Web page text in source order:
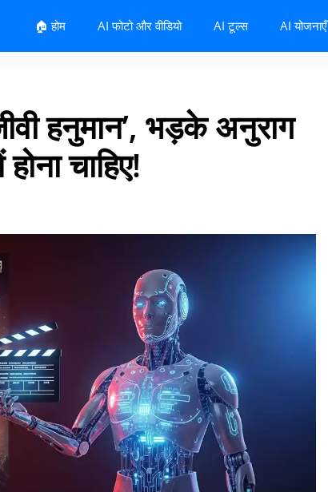
🏠 होम AI फोटो और वीडियो AI टूल्स AI योजनाएँ
हनुमान’, भड़के अनुराग
चाहिए!